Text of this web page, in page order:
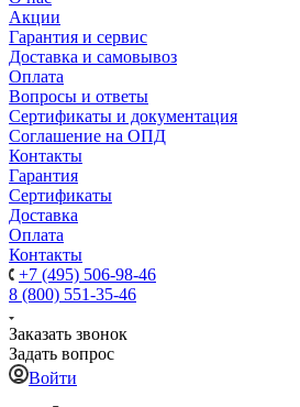
Акции
Гарантия и сервис
Доставка и самовывоз
Оплата
Вопросы и ответы
Сертификаты и документация
Соглашение на ОПД
Контакты
Гарантия
Сертификаты
Доставка
Оплата
Контакты
+7 (495) 506-98-46
8 (800) 551-35-46
Заказать звонок
Задать вопрос
Войти